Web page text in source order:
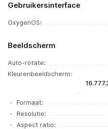
Gebruikersinterface
OxygenOS:
Beeldscherm
Auto-rotate:
Kleurenbeeldscherm:
Formaat:
Resolutie:
Aspect ratio: